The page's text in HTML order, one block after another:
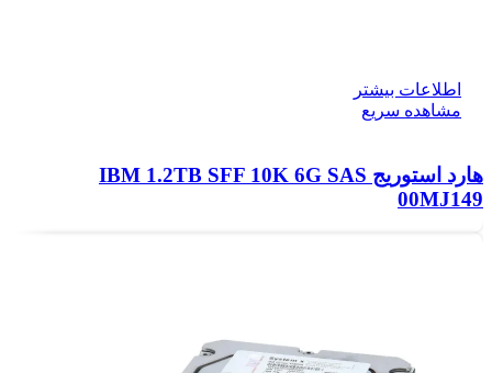
اطلاعات بیشتر
مشاهده سریع
هارد استوریج IBM 1.2TB SFF 10K 6G SAS
00MJ149